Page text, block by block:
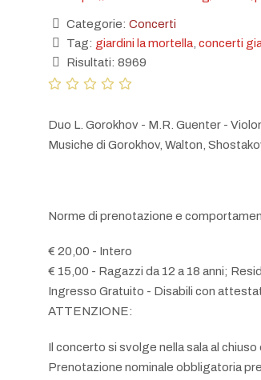
Categorie: Concerti
Tag: giardini la mortella concerti
Risultati: 8969
Duo L. Gorokhov - M.R. Guenter -
Musiche di Gorokhov, Walton,
Norme di prenotazione e
€ 20,00 - Intero
€ 15,00 - Ragazzi da 12 a 18 anni;
Ingresso Gratuito - Disabili con
ATTENZIONE:
Il concerto si svolge nella sala al chiuso
Prenotazione nominale obbligatoria